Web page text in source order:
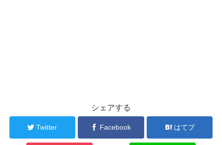
シェアする
Twitter Facebook はてブ